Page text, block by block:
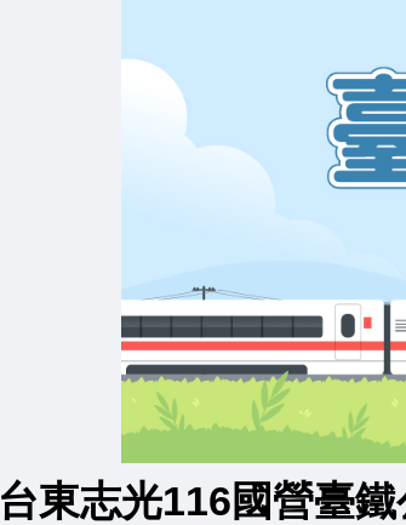
台東志光116國營臺